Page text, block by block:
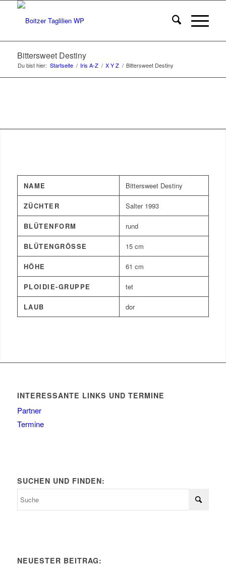
Bittersweet Destiny
Du bist hier: Startseite / Iris A-Z / X Y Z / Bittersweet Destiny
NAME Bittersweet Destiny
ZÜCHTER Salter 1993
BLÜTENFORM rund
BLÜTENGRÖSSE 15 cm
HÖHE 61 cm
PLOIDIE-GRUPPE tet
LAUB dor
INTERESSANTE LINKS UND TERMINE
Partner
Termine
SUCHEN UND FINDEN:
NEUESTER BEITRAG: